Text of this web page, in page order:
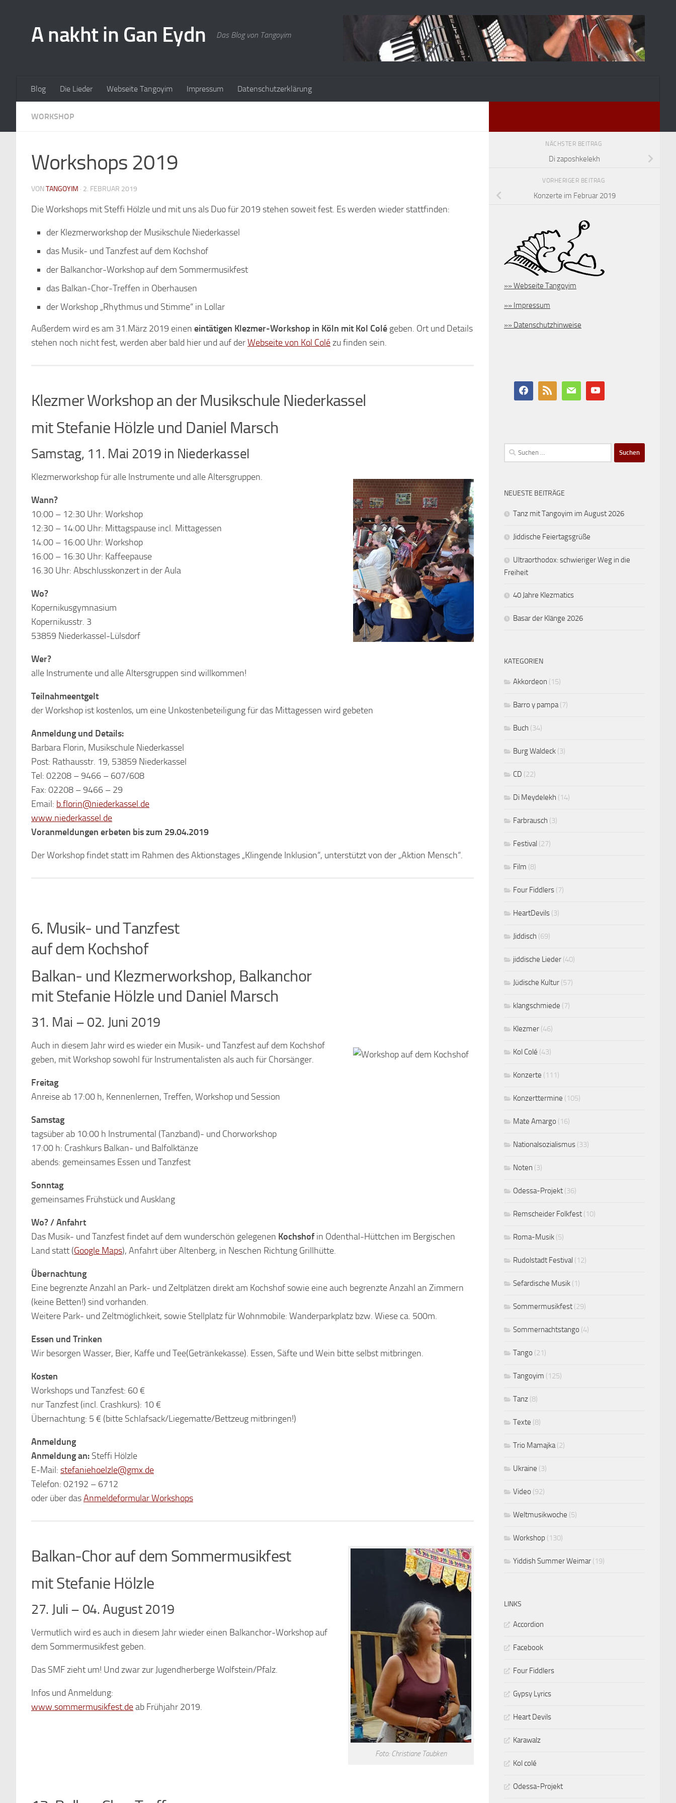
A nakht in Gan Eydn Das Blog von Tangoyim
Blog Die Lieder Webseite Tangoyim Impressum Datenschutzerklärung
WORKSHOP
Workshops 2019
VON TANGOYIM · 2. FEBRUAR 2019
Die Workshops mit Steffi Hölzle und mit uns als Duo für 2019 stehen soweit fest. Es werden wieder stattfinden:
der Klezmerworkshop der Musikschule Niederkassel
das Musik- und Tanzfest auf dem Kochshof
der Balkanchor-Workshop auf dem Sommermusikfest
das Balkan-Chor-Treffen in Oberhausen
der Workshop „Rhythmus und Stimme“ in Lollar
Außerdem wird es am 31.März 2019 einen eintätigen Klezmer-Workshop in Köln mit Kol Colé geben. Ort und Details
stehen noch nicht fest, werden aber bald hier und auf derWebseite von Kol Colézu finden sein.
Klezmer Workshop an der Musikschule Niederkassel
mit Stefanie Hölzle und Daniel Marsch
Samstag, 11. Mai 2019 in Niederkassel
Klezmerworkshop für alle Instrumente und alle Altersgruppen.
Wann?
10:00 – 12:30 Uhr: Workshop
12:30 – 14:00 Uhr: Mittagspause incl. Mittagessen
14:00 – 16:00 Uhr: Workshop
16:00 – 16:30 Uhr: Kaffeepause
16.30 Uhr: Abschlusskonzert in der Aula
Wo?
Kopernikusgymnasium
Kopernikusstr. 3
53859 Niederkassel-Lülsdorf
Wer?
alle Instrumente und alle Altersgruppen sind willkommen!
Teilnahmeentgelt
der Workshop ist kostenlos, um eine Unkostenbeteiligung für das Mittagessen wird gebeten
Anmeldung und Details:
Barbara Florin, Musikschule Niederkassel
Post: Rathausstr. 19, 53859 Niederkassel
Tel: 02208 – 9466 – 607/608
Fax: 02208 – 9466 – 29
Email: b.florin@niederkassel.de
www.niederkassel.de
Voranmeldungen erbeten bis zum 29.04.2019
Der Workshop findet statt im Rahmen des Aktionstages „Klingende Inklusion“, unterstützt von der „Aktion Mensch“.
6. Musik- und Tanzfest
auf dem Kochshof
Balkan- und Klezmerworkshop, Balkanchor
mit Stefanie Hölzle und Daniel Marsch
31. Mai – 02. Juni 2019
Auch in diesem Jahr wird es wieder ein Musik- und Tanzfest auf dem Kochshof
geben, mit Workshop sowohl für Instrumentalisten als auch für Chorsänger.
Freitag
Anreise ab 17:00 h, Kennenlernen, Treffen, Workshop und Session
Samstag
tagsüber ab 10:00 h Instrumental (Tanzband)- und Chorworkshop
17:00 h: Crashkurs Balkan- und Balfolktänze
abends: gemeinsames Essen und Tanzfest
Sonntag
gemeinsames Frühstück und Ausklang
Wo? / Anfahrt
Das Musik- und Tanzfest findet auf dem wunderschön gelegenen Kochshof in Odenthal-Hüttchen im Bergischen
Land statt (Google Maps), Anfahrt über Altenberg, in Neschen Richtung Grillhütte.
Übernachtung
Eine begrenzte Anzahl an Park- und Zeltplätzen direkt am Kochshof sowie eine auch begrenzte Anzahl an Zimmern
(keine Betten!) sind vorhanden.
Weitere Park- und Zeltmöglichkeit, sowie Stellplatz für Wohnmobile: Wanderparkplatz bzw. Wiese ca. 500m.
Essen und Trinken
Wir besorgen Wasser, Bier, Kaffe und Tee(Getränkekasse). Essen, Säfte und Wein bitte selbst mitbringen.
Kosten
Workshops und Tanzfest: 60 €
nur Tanzfest (incl. Crashkurs): 10 €
Übernachtung: 5 € (bitte Schlafsack/Liegematte/Bettzeug mitbringen!)
Anmeldung
Anmeldung an: Steffi Hölzle
E-Mail: stefaniehoelzle@gmx.de
Telefon: 02192 – 6712
oder über dasAnmeldeformular Workshops
Foto: Christiane Taubken
Balkan-Chor auf dem Sommermusikfest
mit Stefanie Hölzle
27. Juli – 04. August 2019
Vermutlich wird es auch in diesem Jahr wieder einen Balkanchor-Workshop auf
dem Sommermusikfest geben.
Das SMF zieht um! Und zwar zur Jugendherberge Wolfstein/Pfalz.
Infos und Anmeldung:
www.sommermusikfest.deab Frühjahr 2019.
NÄCHSTER BEITRAG
Di zaposhkelekh
VORHERIGER BEITRAG
Konzerte im Februar 2019
»» Webseite Tangoyim
»» Impressum
»» Datenschutzhinweise
Suchen
nach:
NEUESTE BEITRÄGE
Tanz mit Tangoyim im August 2026
Jiddische Feiertagsgrüße
Ultraorthodox: schwieriger Weg in die
Freiheit
40 Jahre Klezmatics
Basar der Klänge 2026
KATEGORIEN
Akkordeon (15)
Barro y pampa (7)
Buch (34)
Burg Waldeck (3)
CD (22)
Di Meydelekh (14)
Farbrausch (3)
Festival (27)
Film (8)
Four Fiddlers (7)
HeartDevils (3)
Jiddisch (69)
jiddische Lieder (40)
Jüdische Kultur (57)
klangschmiede (7)
Klezmer (46)
Kol Colé (43)
Konzerte (111)
Konzerttermine (105)
Mate Amargo (16)
Nationalsozialismus (33)
Noten (3)
Odessa-Projekt (36)
Remscheider Folkfest (10)
Roma-Musik (5)
Rudolstadt Festival (12)
Sefardische Musik (1)
Sommermusikfest (29)
Sommernachtstango (4)
Tango (21)
Tangoyim (125)
Tanz (8)
Texte (8)
Trio Mamajka (2)
Ukraine (3)
Video (92)
Weltmusikwoche (5)
Workshop (130)
Yiddish Summer Weimar (19)
LINKS
Accordion
Facebook
Four Fiddlers
Gypsy Lyrics
Heart Devils
Karawalz
Kol colé
Odessa-Projekt